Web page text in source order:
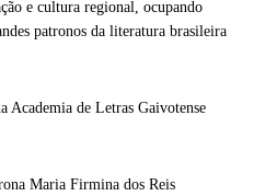
e cultura regional, ocupando
patronos da literatura brasileira
Academia de Letras Gaivotense
Maria Firmina dos Reis